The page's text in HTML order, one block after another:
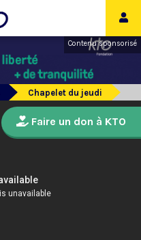
Contenu sponsorisé
Chapelet du jeudi
Faire un don à KTO